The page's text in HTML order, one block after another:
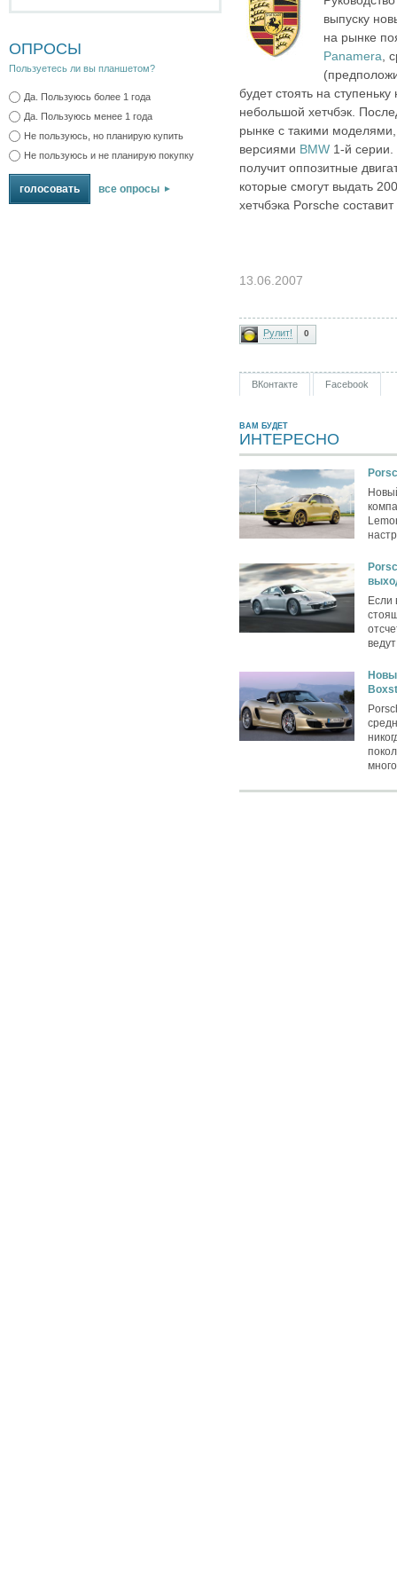
ОПРОСЫ
Пользуетесь ли вы планшетом?
Да. Пользуюсь более 1 года
Да. Пользуюсь менее 1 года
Не пользуюсь, но планирую купить
Не пользуюсь и не планирую покупку
все опросы
выпуску
на рынке
Panamera ,
будет стоять на
небольшой хетчбэк.
рынке с такими
версиями BMW 1‑й
получит оппозитные
которые смогут выдать
хетчбэка Porsche
13.06.2007
Рулит! 0
ВКонтакте Facebook
ВАМ БУДЕТ
ИНТЕРЕСНО
Если